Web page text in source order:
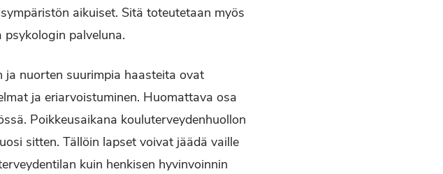
aikuiset. Sitä toteutetaan myös
palveluna.
nuorten suurimpia haasteita ovat
ja eriarvoistuminen. Huomattava osa
Poikkeusaikana kouluterveydenhuollon
sitten. Tällöin lapset voivat jäädä vaille
kuin henkisen hyvinvoinnin